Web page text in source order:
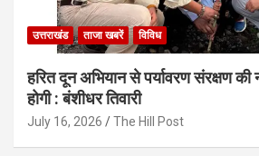
उत्तराखंड ताजा खबरें विविध
हरित दून अभियान से पर्यावरण संरक्षण
होगी : बंशीधर तिवारी
July 16, 2026 The Hill Post